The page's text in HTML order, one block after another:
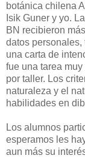
botánica chilena
Isik Guner y yo.
BN recibieron
datos
una carta de
fue una tarea
por taller. Los
naturaleza y el
habilidades en
Los alumnos
esperamos les
aun más su